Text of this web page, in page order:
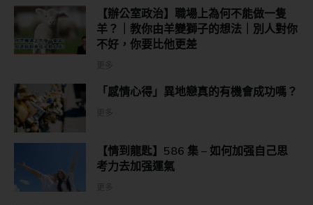
【辦公室政治】職場上為何不能做一隻
羊？｜教你由羊變獅子的想法｜別人對你
不好，你要比他更差
「感情心得」異地戀真的有機會成功嗎？
【情到龍匙】586 集 – 如何加强自己思
考力去加强運氣